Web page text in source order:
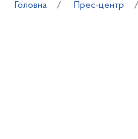
Головна Прес-центр